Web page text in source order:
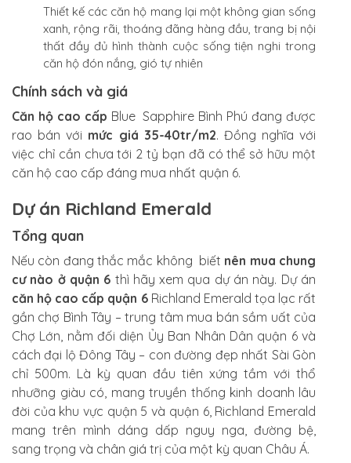
Thiết kế các căn hộ mang lại một không gian sống
xanh, rộng rãi, thoáng đãng hàng đầu, trang bị nội
thất đầy đủ hình thành cuộc sống tiện nghi trong
căn hộ đón nắng, gió tự nhiên
Chính sách và giá
Căn hộ cao cấp Blue Sapphire Bình Phú đang được
rao bán với mức giá 35-40tr/m2. Đồng nghĩa với
việc chỉ cần chưa tới 2 tỷ bạn đã có thể sở hữu một
căn hộ cao cấp đáng mua nhất quận 6.
Dự án Richland Emerald
Tổng quan
Nếu còn đang thắc mắc không biết nên mua chung
cư nào ở quận 6 thì hãy xem qua dự án này. Dự án
căn hộ cao cấp quận 6Richland Emerald tọa lạc rất
gần chợ Bình Tây – trung tâm mua bán sầm uất của
Chợ Lớn, nằm đối diện Ủy Ban Nhân Dân quận 6 và
cách đại lộ Đông Tây – con đường đẹp nhất Sài Gòn
chỉ 500m. Là kỳ quan đầu tiên xứng tầm với thổ
nhưỡng giàu có, mang truyền thống kinh doanh lâu
đời của khu vực quận 5 và quận 6, Richland Emerald
mang trên mình dáng dấp nguy nga, đường bệ,
sang trọng và chân giá trị của một kỳ quan Châu Á.